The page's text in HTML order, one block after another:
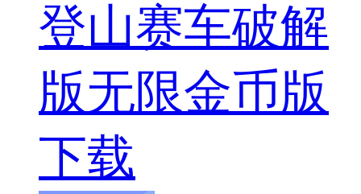
登山赛车破解
版无限金币版
下载